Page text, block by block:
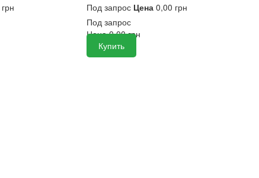
Под запрос Цена0,00 грн
Под запрос
Цена 0,00грн
Купить